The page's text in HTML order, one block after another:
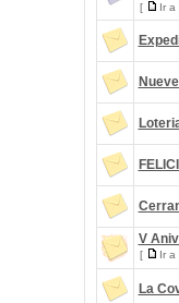
[ Ir a
V
[ Ir a
La